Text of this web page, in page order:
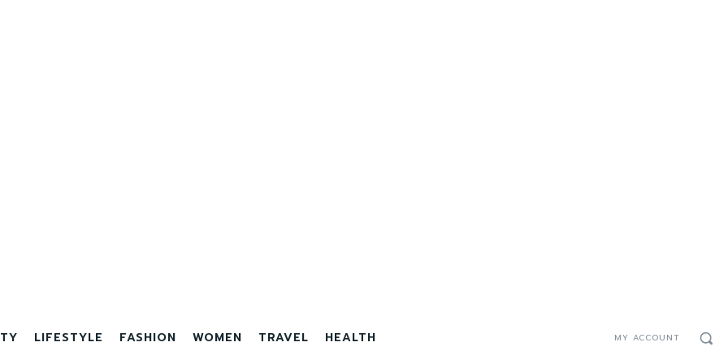
LIFESTYLE FASHION WOMEN TRAVEL HEALTH MY ACCOUNT